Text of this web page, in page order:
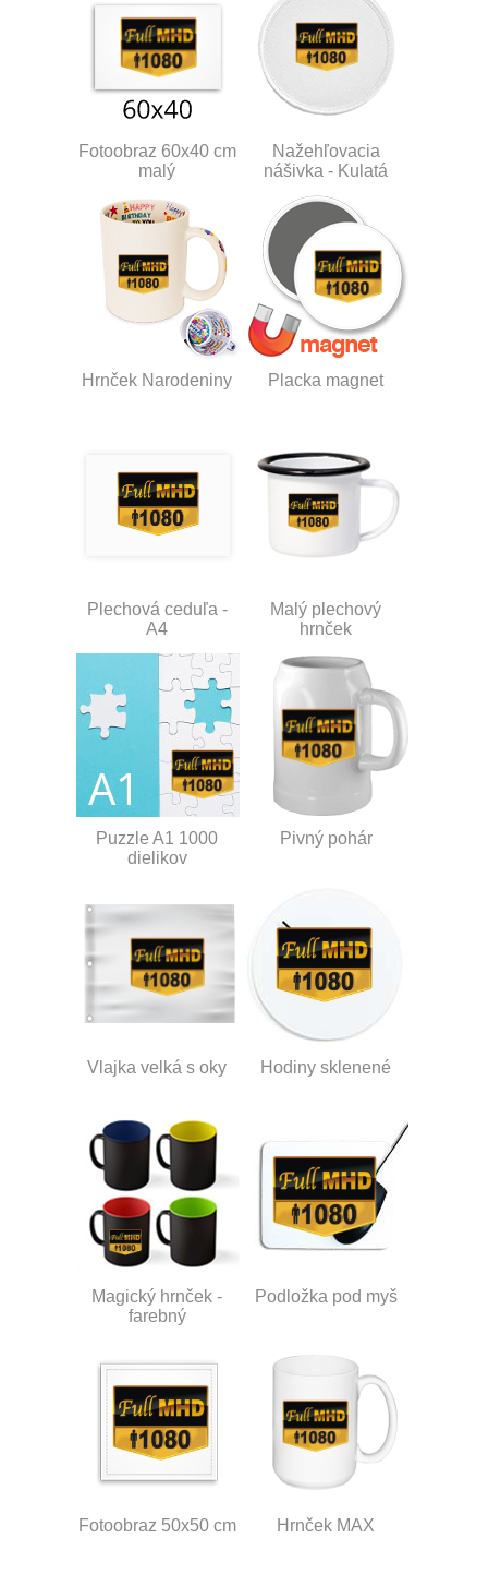
Fotoobraz 60x40 cm
malý
Nažehľovacia
nášivka - Kulatá
Hrnček Narodeniny Placka magnet
Plechová ceduľa -
A4
Malý plechový
hrnček
Puzzle A1 1000
dielikov
Pivný pohár
Vlajka velká s oky Hodiny sklenené
Magický hrnček -
farebný
Podložka pod myš
Fotoobraz 50x50 cm Hrnček MAX